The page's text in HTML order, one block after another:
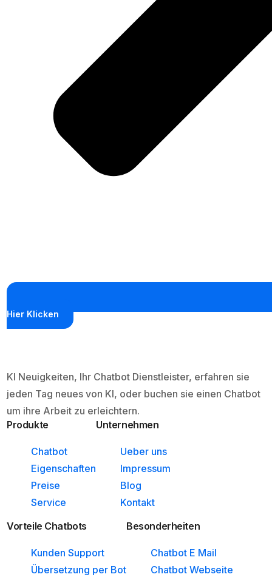
Hier Klicken
KI Neuigkeiten, Ihr Chatbot Dienstleister, erfahren sie
jeden Tag neues von KI, oder buchen sie einen Chatbot
um ihre Arbeit zu erleichtern.
Produkte
Chatbot
Eigenschaften
Preise
Service
Unternehmen
Ueber uns
Impressum
Blog
Kontakt
Vorteile Chatbots
Kunden Support
Übersetzung per Bot
Besonderheiten
Chatbot E Mail
Chatbot Webseite